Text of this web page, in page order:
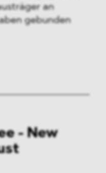
an
gebunden
- New